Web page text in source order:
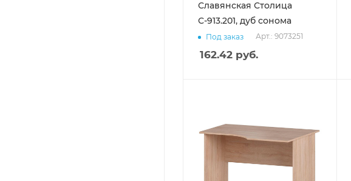
Славянская Столица
С-913.201, дуб сонома
Под заказ Арт.: 9073251
162.42 руб.